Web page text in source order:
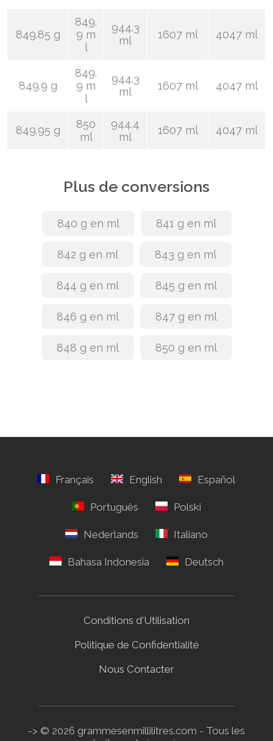
849.85 g
849.
9 m
l
944.3
ml
1607 ml 4047 ml
849.9 g
849.
9 m
l
944.3
ml
1607 ml 4047 ml
849.95 g
850
ml
944.4
ml
1607 ml 4047 ml
Plus de conversions
840 g en ml 841 g en ml
842 g en ml 843 g en ml
844 g en ml 845 g en ml
846 g en ml 847 g en ml
848 g en ml 850 g en ml
Conditions d'Utilisation
Politique de Confidentialité
Nous Contacter
-> © 2026 grammesenmillilitres.com - Tous les